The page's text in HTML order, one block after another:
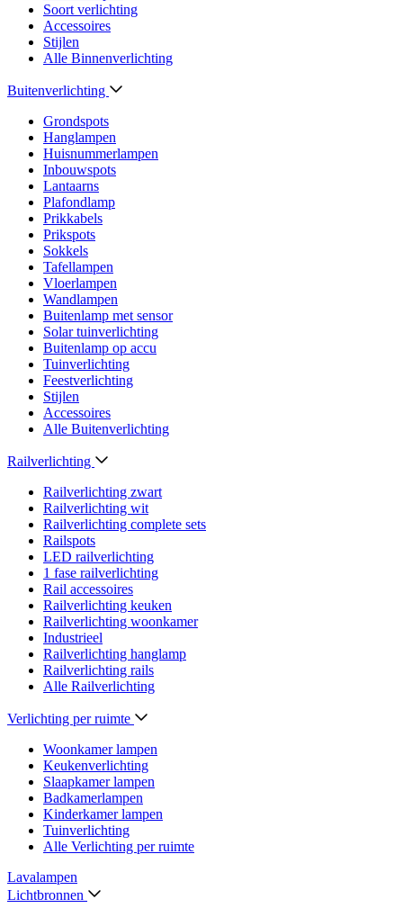
Soort verlichting
Accessoires
Stijlen
Alle Binnenverlichting
Buitenverlichting
Grondspots
Hanglampen
Huisnummerlampen
Inbouwspots
Lantaarns
Plafondlamp
Prikkabels
Prikspots
Sokkels
Tafellampen
Vloerlampen
Wandlampen
Buitenlamp met sensor
Solar tuinverlichting
Buitenlamp op accu
Tuinverlichting
Feestverlichting
Stijlen
Accessoires
Alle Buitenverlichting
Railverlichting
Railverlichting zwart
Railverlichting wit
Railverlichting complete sets
Railspots
LED railverlichting
1 fase railverlichting
Rail accessoires
Railverlichting keuken
Railverlichting woonkamer
Industrieel
Railverlichting hanglamp
Railverlichting rails
Alle Railverlichting
Verlichting per ruimte
Woonkamer lampen
Keukenverlichting
Slaapkamer lampen
Badkamerlampen
Kinderkamer lampen
Tuinverlichting
Alle Verlichting per ruimte
Lavalampen
Lichtbronnen